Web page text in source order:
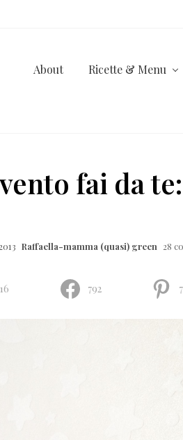
About Ricette & Menu
fai da
Raffaella-mamma (quasi) green 28
16 792